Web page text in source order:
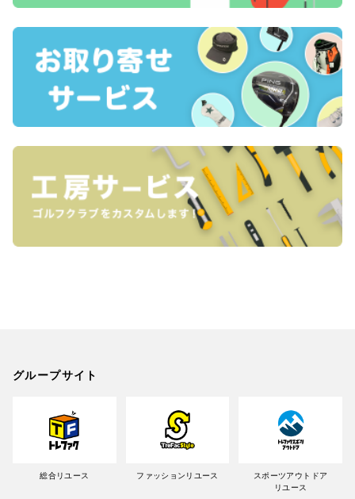
グループサイト
総合リユース ファッションリユース
スポーツアウトドア
リユース